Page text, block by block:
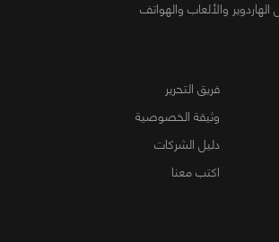
والألعاب والهواتف
فريق التحرير
وثيقة الخصوصية
دليل الشركات
اكتب معنا